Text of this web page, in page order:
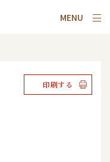
MENU
印刷する